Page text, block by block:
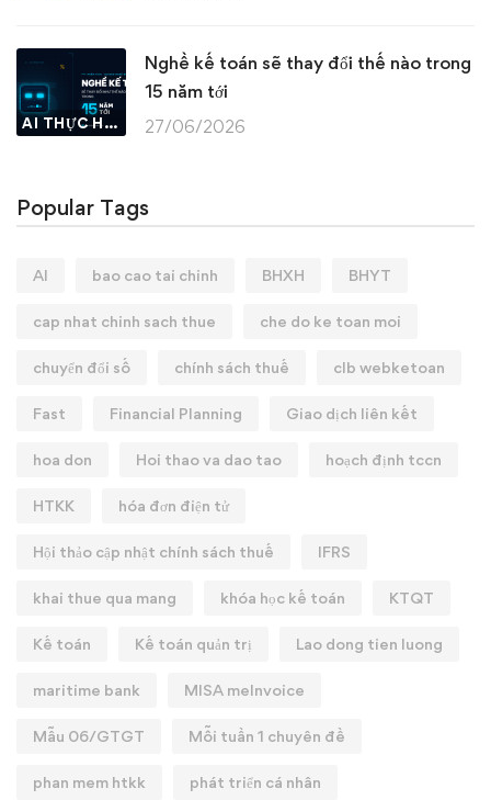
AI THỰC HÀNH
Nghề kế toán sẽ thay đổi thế nào trong
15 năm tới
27/06/2026
Popular Tags
AI bao cao tai chinh BHXH BHYT
cap nhat chinh sach thue che do ke toan moi
chuyển đổi số chính sách thuế clb webketoan
Fast Financial Planning Giao dịch liên kết
hoa don Hoi thao va dao tao hoạch định tccn
HTKK hóa đơn điện tử
Hội thảo cập nhật chính sách thuế IFRS
khai thue qua mang khóa học kế toán KTQT
Kế toán Kế toán quản trị Lao dong tien luong
maritime bank MISA meInvoice
Mẫu 06/GTGT Mỗi tuần 1 chuyên đề
phan mem htkk phát triển cá nhân